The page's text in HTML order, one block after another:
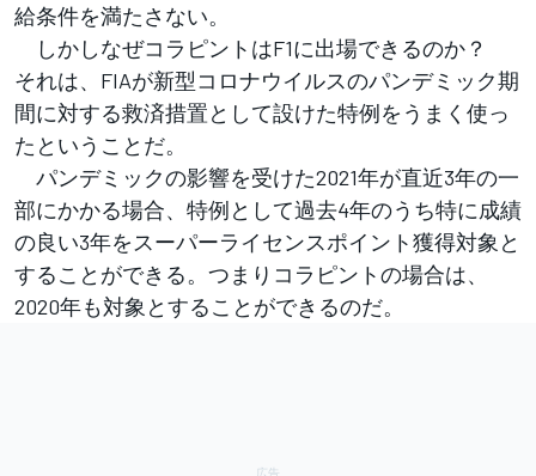
給条件を満たさない。
しかしなぜコラピントはF1に出場できるのか？
それは、FIAが新型コロナウイルスのパンデミック期
間に対する救済措置として設けた特例をうまく使っ
たということだ。
パンデミックの影響を受けた2021年が直近3年の一
部にかかる場合、特例として過去4年のうち特に成績
の良い3年をスーパーライセンスポイント獲得対象と
することができる。つまりコラピントの場合は、
2020年も対象とすることができるのだ。